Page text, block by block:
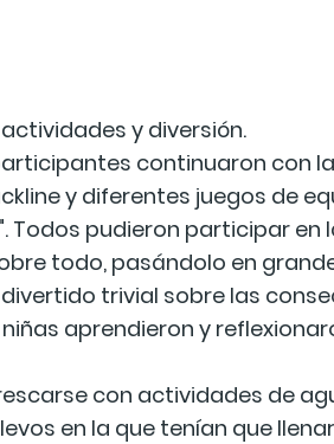
y diversión.
continuaron con
y diferentes juegos de
Todos pudieron participar
todo, pasándolo en
trivial sobre las
aprendieron y
con actividades de
en la que tenían que